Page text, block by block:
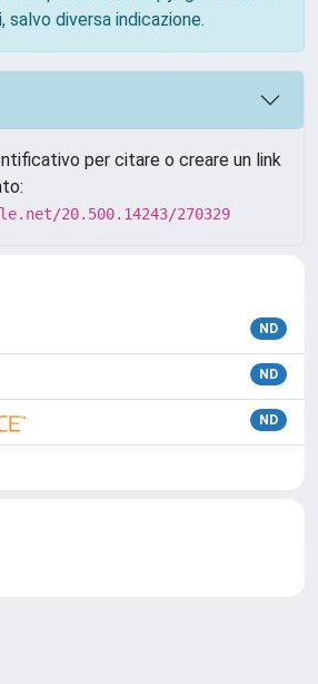
diversa indicazione.
per citare o creare un link
20.500.14243/270329
ND
ND
ND